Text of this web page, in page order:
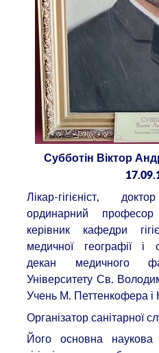
Субботін Віктор
Лікар-гігієніст,
ординарний
керівник кафедри
медичної географії і
декан медичного
Університету Св.
Учень М. Петтенкофера і
Організатор санітарної
Його основна наукова